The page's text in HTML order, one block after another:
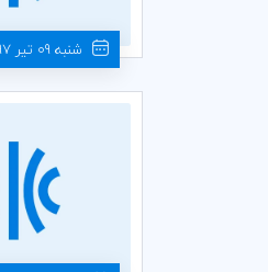
شنبه 09 تیر 1397